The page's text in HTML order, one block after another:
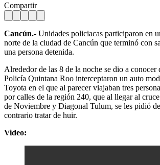
Compartir
Cancún.- Unidades policiacas participaron en
norte de la ciudad de Cancún que terminó con
una persona detenida.
Alrededor de las 8 de la noche se dio a conocer
Policía Quintana Roo interceptaron un auto
Toyota en el que al parecer viajaban tres
por calles de la región 240, que al llegar al
de Noviembre y Diagonal Tulum, se les pidió
contrario tratar de huir.
Video: